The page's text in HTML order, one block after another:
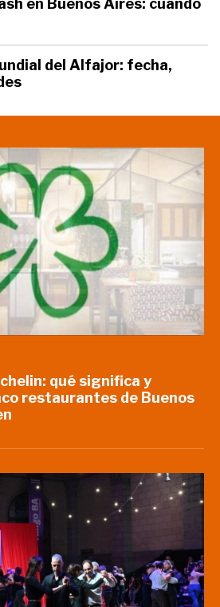
en Buenos Aires: cuándo
del Alfajor: fecha,
qué significa y
restaurantes de Buenos